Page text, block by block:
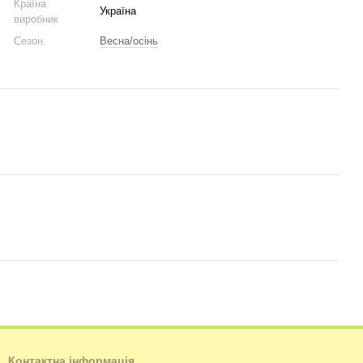
Країна
виробник
Україна
Сезон Весна/осінь